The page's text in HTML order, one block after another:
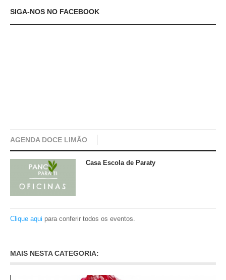
SIGA-NOS NO FACEBOOK
AGENDA DOCE LIMÃO
Casa Escola de Paraty
Clique aqui para conferir todos os eventos.
MAIS NESTA CATEGORIA: